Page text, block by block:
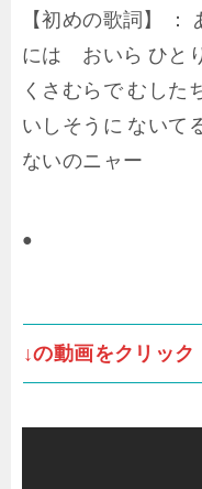
【初めの歌詞】
には おいら ひと
くさむらで むし
いしそうに ない
ないのニャー
●
↓の動画をクリッ